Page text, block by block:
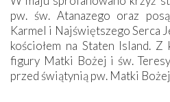
pw. św. Atanazego oraz
Karmel i Najświętszego Serca
kościołem na Staten Island.
figury Matki Bożej i św.
przed świątynią pw. Matki